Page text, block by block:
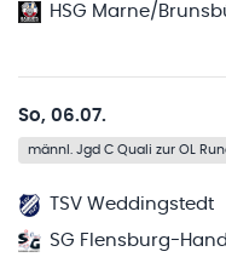
HSG Marne/
So, 06.07.
männl. Jgd C Quali zur OL
TSV Weddingstedt
SG Flensburg-